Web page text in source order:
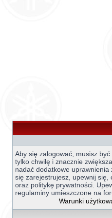
Aby się zalogować, musisz
tylko chwilę i znacznie
nadać dodatkowe
się zarejestrujesz, upewnij się,
oraz politykę prywatności.
regulaminy umieszczone na
Warunki